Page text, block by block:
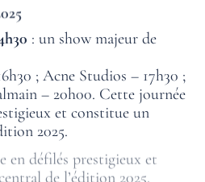
: un show majeur de
; Acne Studios – 17h30 ;
– 20h00. Cette journée
et constitue un
2025.
en défilés prestigieux et
de l’édition 2025.